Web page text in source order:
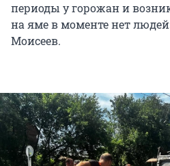
периоды у горожан и
на яме в моменте нет
Моисеев.